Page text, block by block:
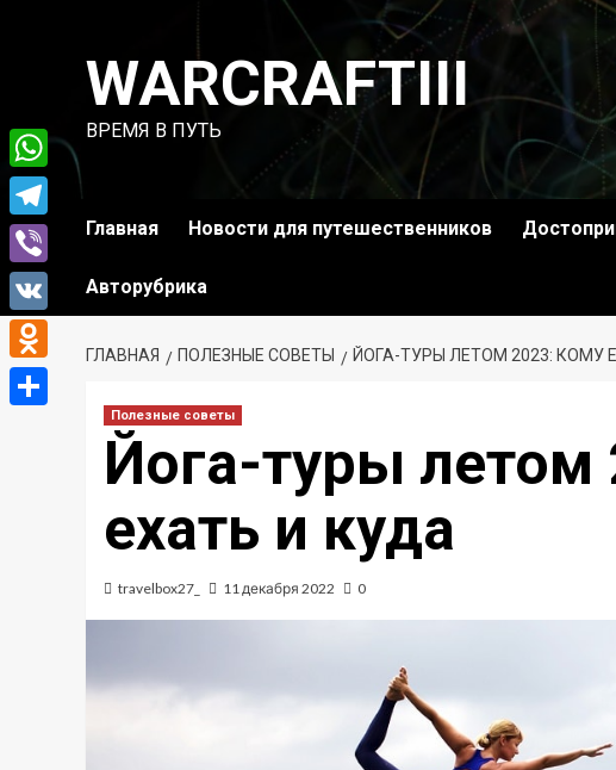
содержимомуWARCRAFTIII
ВРЕМЯ В ПУТЬ
Главная Новости для путешественников
Авторубрика
ГЛАВНАЯ ПОЛЕЗНЫЕ СОВЕТЫ ЙОГА-ТУРЫ ЛЕТОМ 2023: КОМУ
Полезные советы
Йога-туры летом
ехать и куда
travelbox27_ 11 декабря 2022 0
WhatsApp
Telegram
Viber
VK
Odnoklassniki
Отправить